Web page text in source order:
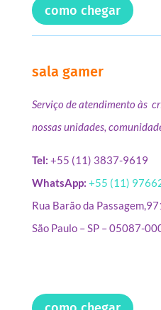
como chegar
sala gamer
Serviço de atendimento às
nossas unidades,
Tel: +55 (11) 3837-9619
WhatsApp: +55 (11)
Rua Barão da
São Paulo – SP – 05087-